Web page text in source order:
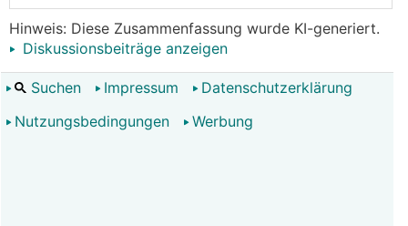
Hinweis: Diese Zusammenfassung wurde KI-generiert.
Diskussionsbeiträge anzeigen
Suchen Impressum
Datenschutzerklärung
Nutzungsbedingungen
Werbung